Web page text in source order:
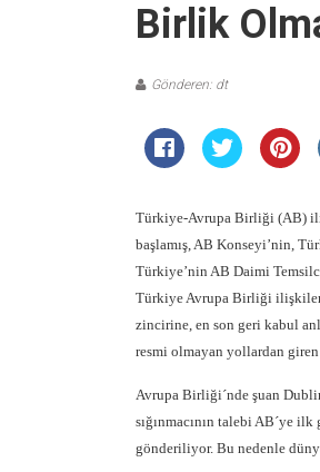
Birlik
Gönderen: dt
Türkiye-Avrupa Birliği (AB)
başlamış, AB Konseyi’nin,
Türkiye’nin AB Daimi
Türkiye Avrupa Birliği
zincirine, en son geri kabul
resmi olmayan yollardan
Avrupa Birliği´nde şuan
sığınmacının talebi AB´ye
gönderiliyor. Bu nedenle